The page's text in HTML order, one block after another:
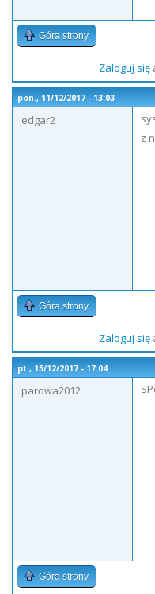
Góra strony
Zaloguj się
pon., 11/12/2017 - 13:03
edgar2
z
Góra strony
Zaloguj się
pt., 15/12/2017 - 17:04
parowa2012
Góra strony